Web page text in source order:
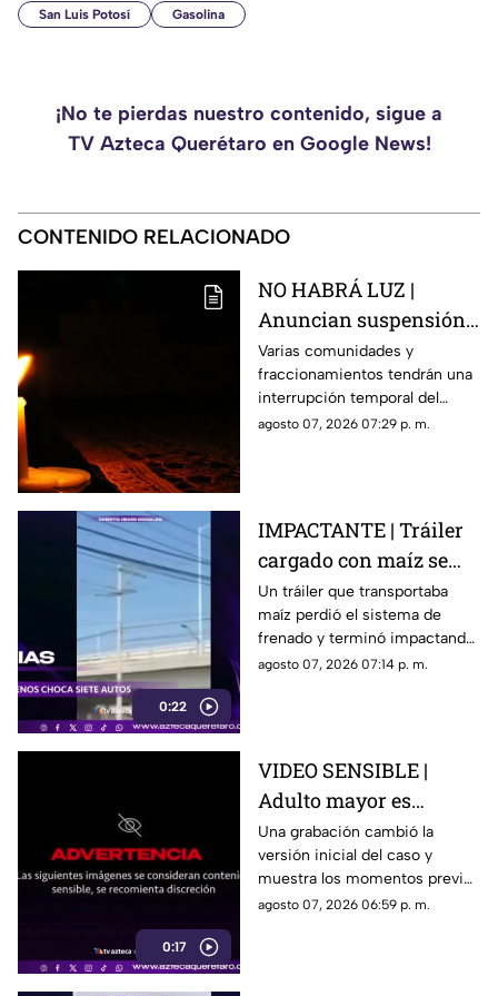
San Luis Potosí Gasolina
¡No te pierdas nuestro contenido, sigue a
TV Azteca Querétaro en Google News!
CONTENIDO RELACIONADO
NO HABRÁ LUZ |
Anuncian suspensión
del suministro eléctrico
en Querétaro; estás
serán las zonas
afectadas
Varias comunidades y
fraccionamientos tendrán una
interrupción temporal del
servicio eléctrico durante
agosto 07, 2026 07:29 p. m.
0:22
IMPACTANTE | Tráiler
cargado con maíz se
queda sin frenos y
embiste a siete
vehículos
Un tráiler que transportaba
maíz perdió el sistema de
frenado y terminó impactando
a siete vehículos que
agosto 07, 2026 07:14 p. m.
0:17
VIDEO SENSIBLE |
Adulto mayor es
atropell4do por tráiler;
fue empujado antes de
m0rir
Una grabación cambió la
versión inicial del caso y
muestra los momentos previos
al atropellamiento ocurrido en
agosto 07, 2026 06:59 p. m.